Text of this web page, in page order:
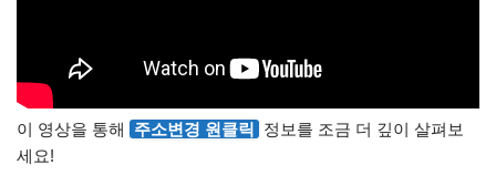
이 영상을 통해 주소변경 원클릭
정보를 조금 더 깊이 살펴보
세요!